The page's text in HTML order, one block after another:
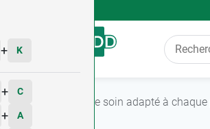
+ K
+ C
+ A
Choisir un matériel de soin adapté à